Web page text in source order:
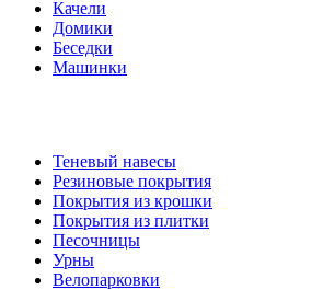
Качели
Домики
Беседки
Машинки
Теневый навесы
Резиновые покрытия
Покрытия из крошки
Покрытия из плитки
Песочницы
Урны
Велопарковки